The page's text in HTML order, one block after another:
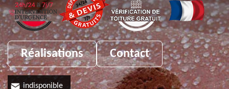
Réalisations Contact
indisponible